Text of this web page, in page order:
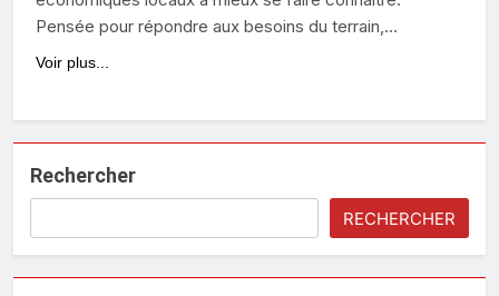
Pensée pour répondre aux besoins du terrain,…
Voir plus...
Rechercher
RECHERCHER